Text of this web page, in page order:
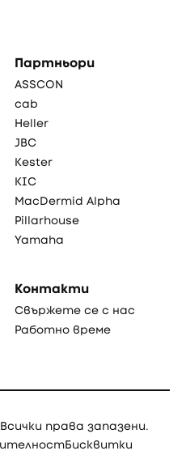
Партньори
ASSCON
cab
Heller
JBC
Kester
KIC
MacDermid Alpha
Pillarhouse
Yamaha
Контакти
Свържете се с нас
Работно време
права запазени.
Бисквитки